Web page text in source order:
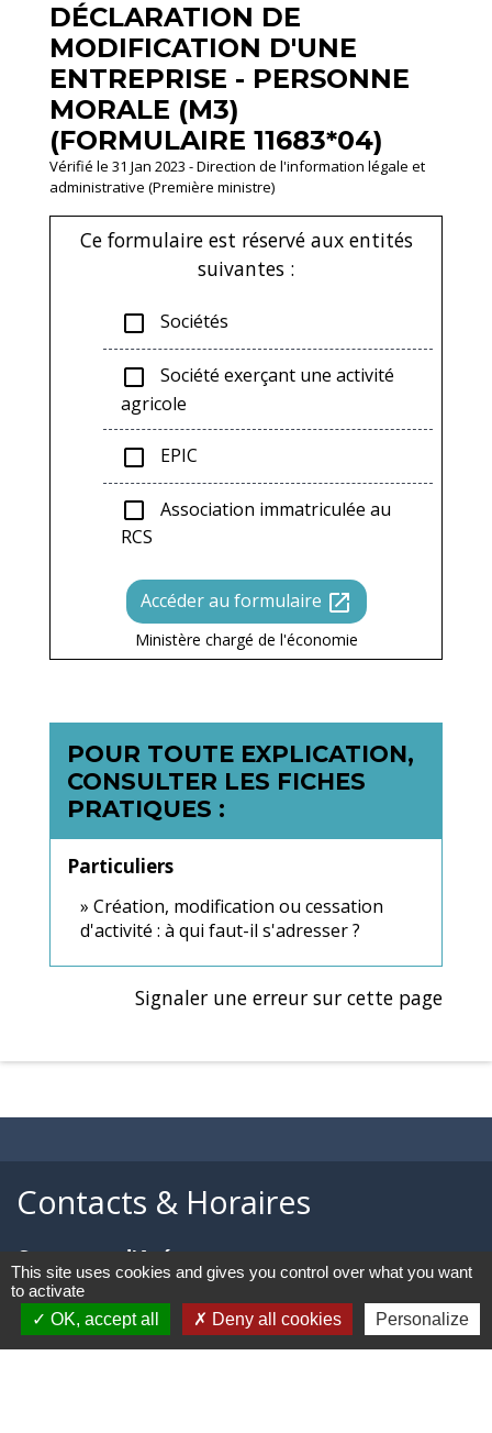
DÉCLARATION DE
MODIFICATION D'UNE
ENTREPRISE - PERSONNE
MORALE (M3)
(FORMULAIRE 11683*04)
Vérifié le 31 Jan 2023 - Direction de l'information légale et
administrative (Première ministre)
Ce formulaire est réservé aux entités
suivantes :
check_box_outline_blank Sociétés
check_box_outline_blank
Société exerçant une activité
agricole
check_box_outline_blank EPIC
check_box_outline_blank
Association immatriculée au
RCS
Accéder au formulaire open_in_new
Ministère chargé de l'économie
POUR TOUTE EXPLICATION,
CONSULTER LES FICHES
PRATIQUES :
Particuliers
Création, modification ou cessation
d'activité : à qui faut-il s'adresser ?
Signaler une erreur sur cette page
Contacts & Horaires
Commune d'Azé
37 Place Claude Guichard
71260 Azé - FRANCE
+33 3 85 33 33 23
This site uses cookies and gives you control over what you want
to activate
OK, accept all
Deny all cookies Personalize